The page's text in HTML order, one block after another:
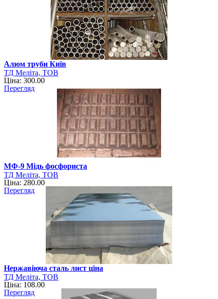
Алюм труби Київ
ТД Меліта, ТОВ
Ціна: 300.00
Перегляд
МФ-9 Мідь фосфориста
ТД Меліта, ТОВ
Ціна: 280.00
Перегляд
Нержавіюча сталь лист ціна
ТД Меліта, ТОВ
Ціна: 108.00
Перегляд